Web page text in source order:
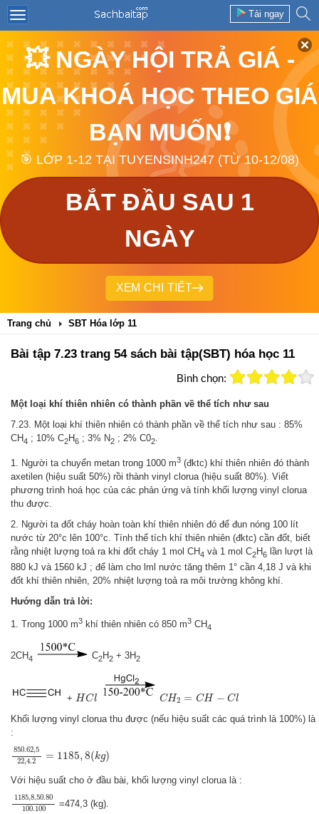
Tải ngay
💥 NGÀY HỘI TRẢ GIÁ -
MUA KHOÁ HỌC THEO GIÁ
BẠN MUỐN❗
🎯 LỚP 1-12 TẠI TUYENSINH247 (TỪ 10-12/08)
BẮT ĐẦU SAU 1
NGÀY
XEM CHI TIẾT
Trang chủ SBT Hóa lớp 11
Bài tập 7.23 trang 54 sách bài tập(SBT) hóa học 11
Bình chọn:
Một loại khí thiên nhiên có thành phần về thể tích như sau
7.23. Một loại khí thiên nhiên có thành phần về thể tích như sau : 85%
CH4 ; 10% C2H6 ; 3% N2 ; 2% C02.
1. Người ta chuyển metan trong 1000 m3 (đktc) khí thiên nhiên đó thành
axetilen (hiệu suất 50%) rồi thành vinyl clorua (hiệu suất 80%). Viết
phương trình hoá học của các phản ứng và tính khối lượng vinyl clorua
thu được.
2. Người ta đốt cháy hoàn toàn khí thiên nhiên đó để đun nóng 100 lít
nước từ 20°c lên 100°c. Tính thể tích khí thiên nhiên (đktc) cần đốt, biết
rằng nhiệt lượng toả ra khi đốt cháy 1 mol CH4 và 1 mol C2H6 lần lượt là
880 kJ và 1560 kJ ; để làm cho lml nước tăng thêm 1° cần 4,18 J và khi
đốt khí thiên nhiên, 20% nhiệt lượng toả ra môi trường không khí.
Hướng dẫn trả lời:
1. Trong 1000 m3 khí thiên nhiên có 850 m3 CH4
2CH4 C2H2 + 3H2
+ HCl
HCl CH2 = CH − Cl
CH2 H−C
Khối lượng vinyl clorua thu được (nếu hiệu suất các quá trình là 100%) là
:
850.62,5
22,4.2 = 1185,8(kg)
850.62
Với hiệu suất cho ở đầu bài, khối lượng vinyl clorua là :
1185,8.50.80
100.100
1185, 8.50.80
=474,3 (kg).